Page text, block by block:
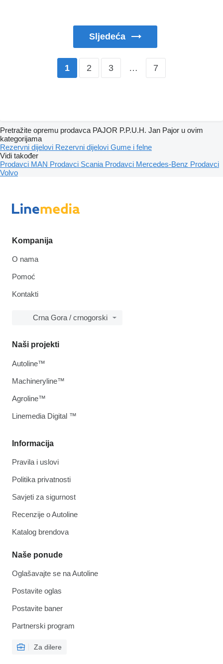
Sljedeća
1 2 3 … 7
Pretražite opremu prodavca PAJOR P.P.U.H. Jan Pajor u ovim
kategorijama
Rezervni dijelovi Rezervni dijelovi Gume i felne
Vidi također
Prodavci MAN Prodavci Scania Prodavci Mercedes-Benz Prodavci
Volvo
Kompanija
O nama
Pomoć
Kontakti
Crna Gora / crnogorski
Informacija
Pravila i uslovi
Politika privatnosti
Savjeti za sigurnost
Recenzije o Autoline
Katalog brendova
Naše ponude
Oglašavajte se na Autoline
Postavite oglas
Postavite baner
Partnerski program
Za dilere
Naši projekti
Autoline™
Machineryline™
Agroline™
Linemedia Digital ™